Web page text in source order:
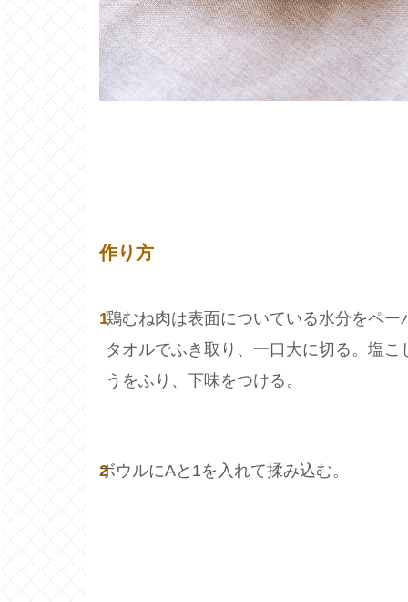
作り方
1鶏むね肉は表面についている水分をペー
タオルでふき取り、一口大に切る。塩こ
うをふり、下味をつける。
2
ボウルにAと1を入れて揉み込む。